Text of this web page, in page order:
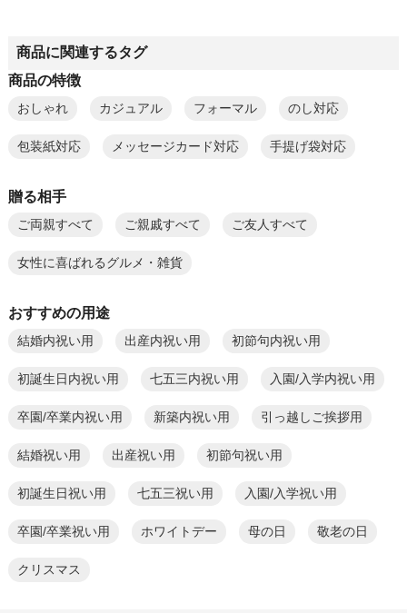
商品に関連するタグ
商品の特徴
おしゃれ カジュアル フォーマル のし対応
包装紙対応 メッセージカード対応 手提げ袋対応
贈る相手
ご両親すべて ご親戚すべて ご友人すべて
女性に喜ばれるグルメ・雑貨
おすすめの用途
結婚内祝い用 出産内祝い用 初節句内祝い用
初誕生日内祝い用 七五三内祝い用 入園/入学内祝い用
卒園/卒業内祝い用 新築内祝い用 引っ越しご挨拶用
結婚祝い用 出産祝い用 初節句祝い用
初誕生日祝い用 七五三祝い用 入園/入学祝い用
卒園/卒業祝い用 ホワイトデー 母の日 敬老の日
クリスマス